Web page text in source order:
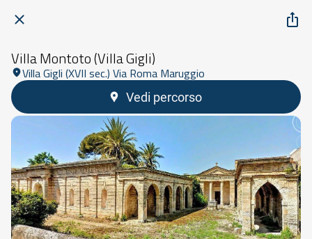
Villa Montoto (Villa Gigli)
Villa Gigli (XVII sec.) Via Roma Maruggio
Vedi percorso